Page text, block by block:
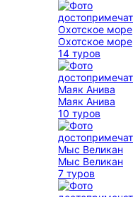
Охотское море
14 туров
Маяк Анива
10 туров
Мыс Великан
7 туров